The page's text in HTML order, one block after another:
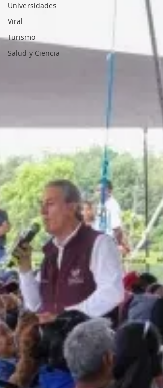
Universidades
Viral
Turismo
Salud y Ciencia